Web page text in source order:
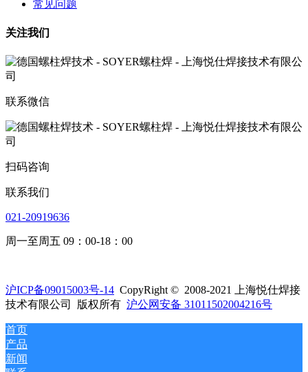
常见问题
关注我们
联系微信
扫码咨询
联系我们
021-20919636
周一至周五 09：00-18：00
沪ICP备09015003号-14 CopyRight © 2008-2021 上海悦仕焊接
技术有限公司 版权所有 沪公网安备 31011502004216号
首页
产品
新闻